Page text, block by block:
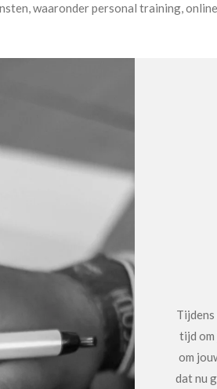
waaronder personal training,
tijd om
om
dat nu